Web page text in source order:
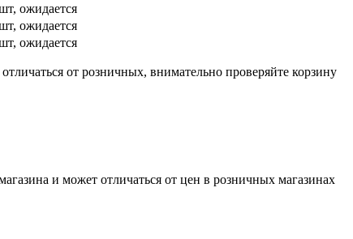
ожидается
ожидается
ожидается
от розничных, внимательно проверяйте корзину
и может отличаться от цен в розничных магазинах